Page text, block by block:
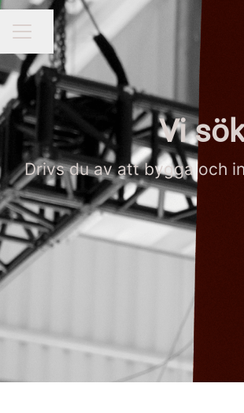
KARRIÄRMENY
Dela sidan
Vi
Drivs du av att bygga och